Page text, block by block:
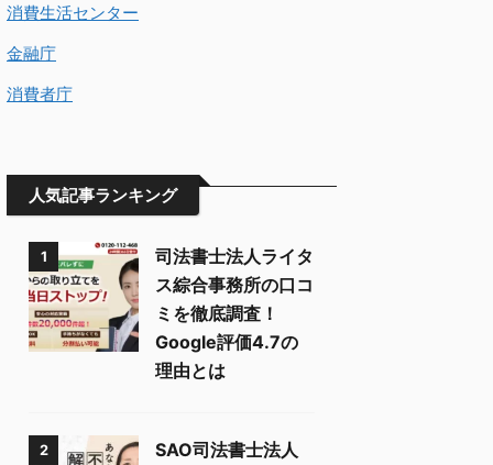
消費生活センター
金融庁
消費者庁
人気記事ランキング
1
司法書士法人ライタ
ス綜合事務所の口コ
ミを徹底調査！
Google評価4.7の
理由とは
2
SAO司法書士法人